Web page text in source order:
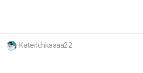
Katerichkaaaa22